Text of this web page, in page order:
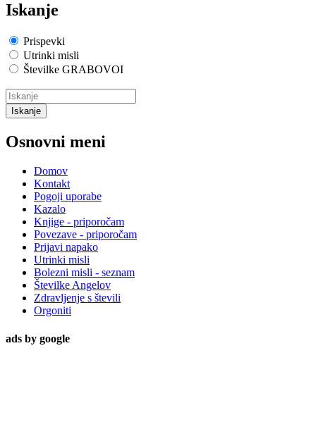
Iskanje
Prispevki
Utrinki misli
Številke GRABOVOI
Osnovni meni
Domov
Kontakt
Pogoji uporabe
Kazalo
Knjige - priporočam
Povezave - priporočam
Prijavi napako
Utrinki misli
Bolezni misli - seznam
Številke Angelov
Zdravljenje s števili
Orgoniti
ads by google